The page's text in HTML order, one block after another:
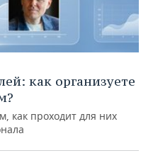
как организуете
как проходит для них